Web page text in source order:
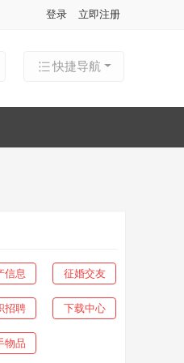
登录 立即注册
快捷导航
信息 征婚交友
招聘 下载中心
物品